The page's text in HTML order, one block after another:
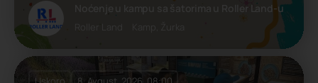
Noćenje u kampu sa šatorima u Roller Land-u